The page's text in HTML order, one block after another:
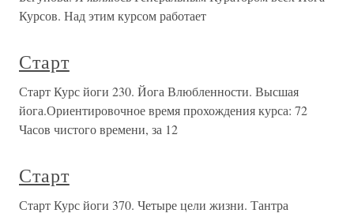
Курсов. Над этим курсом работает
Старт
Старт Курс йоги 230. Йога Влюбленности. Высшая
йога.Ориентировочное время прохождения курса: 72
Часов чистого времени, за 12
Старт
Старт Курс йоги 370. Четыре цели жизни. Тантра